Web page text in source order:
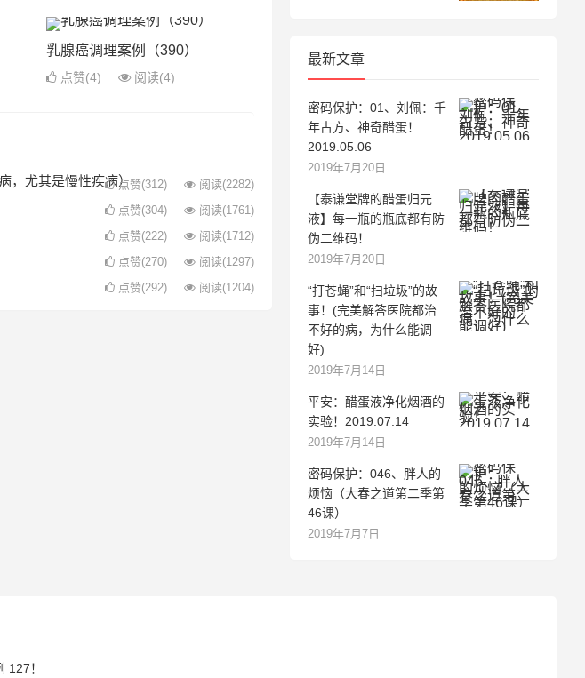
乳腺癌调理案例（390）
点赞(4) 阅读(4)
，尤其是慢性疾病）点赞(312) 阅读(2282)
点赞(304) 阅读(1761)
点赞(222) 阅读(1712)
点赞(270) 阅读(1297)
点赞(292) 阅读(1204)
最新文章
密码保护：01、刘佩：千
年古方、神奇醋蛋！
2019.05.06
2019年7月20日
【泰谦堂牌的醋蛋归元
液】每一瓶的瓶底都有防
伪二维码！
2019年7月20日
“打苍蝇”和“扫垃圾”的故
事！(完美解答医院都治
不好的病，为什么能调
好)
2019年7月14日
平安：醋蛋液净化烟酒的
实验！2019.07.14
2019年7月14日
密码保护：046、胖人的
烦恼（大春之道第二季第
46课）
2019年7月7日
127！